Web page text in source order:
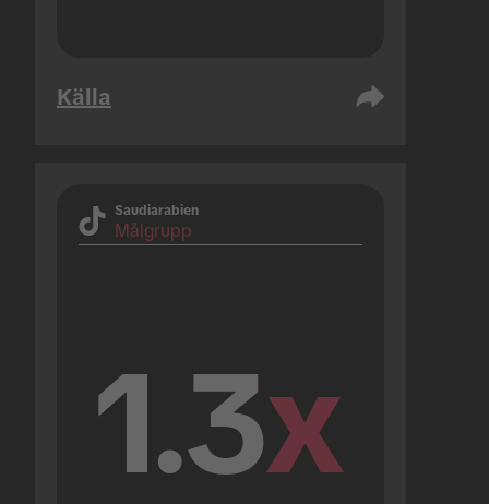
Källa
Saudiarabien
Målgrupp
1.3x